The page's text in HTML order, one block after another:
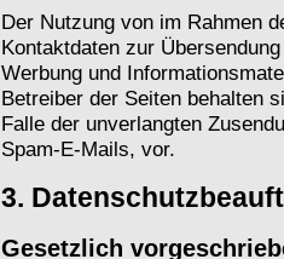
Der Nutzung von im Rahmen
Kontaktdaten zur
Werbung und
Betreiber der Seiten behalten
Falle der unverlangten
Spam-E-Mails, vor.
3.
Gesetzlich